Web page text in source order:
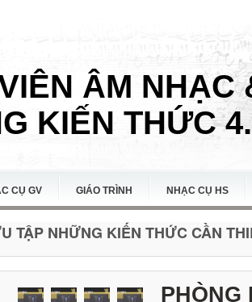
ÂM NHẠC
KIẾN THỨC
CỤ GV GIÁO TRÌNH NHẠC CỤ HS
TẬP NHỮNG KIẾN THỨC CẦN
PHÒNG